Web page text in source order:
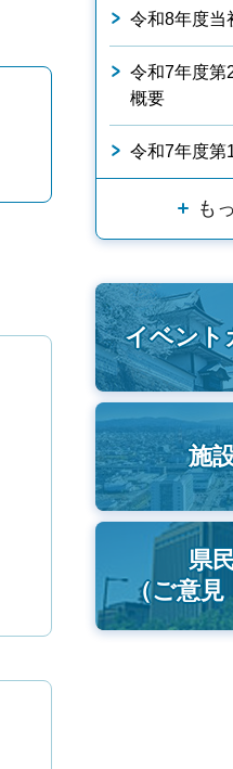
令和8年度当
令和7年度第
概要
令和7年度第
も
イベント
施
県
（ご意